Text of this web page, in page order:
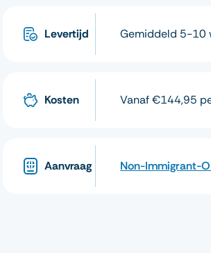
Levertijd Gemiddeld 5-10
Kosten Vanaf €144,95
Aanvraag Non-Immigrant-